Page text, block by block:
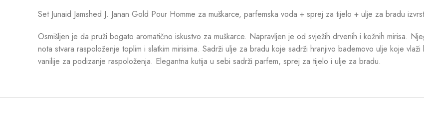
Set Junaid Jamshed J. Janan Gold Pour Homme za muškarce, parfemska voda + sprej za tijelo + ulje za bradu
Osmišljen je da pruži bogato aromatično iskustvo za muškarce. Napravljen je od svježih drvenih i kožnih mirisa.
nota stvara raspoloženje toplim i slatkim mirisima. Sadrži ulje za bradu koje sadrži hranjivo bademovo ulje koje
vanilije za podizanje raspoloženja. Elegantna kutija u sebi sadrži parfem, sprej za tijelo i ulje za bradu.